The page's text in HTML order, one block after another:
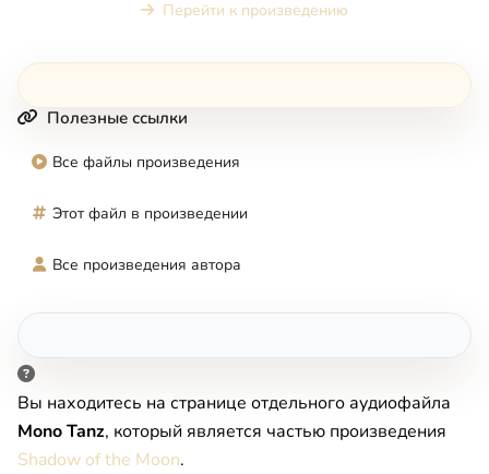
Перейти к произведению
Полезные ссылки
Все файлы произведения
Этот файл в произведении
Все произведения автора
Вы находитесь на странице отдельного аудиофайла
Mono Tanz, который является частью произведения
Shadow of the Moon.